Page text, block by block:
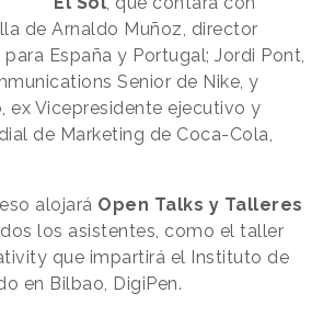
de Arnaldo Muñoz, director
España y Portugal; Jordi Pont,
Senior de Nike, y
ex Vicepresidente ejecutivo y
de Marketing de Coca-Cola,
alojará Open Talks y Talleres
los asistentes, como el taller
que impartirá el Instituto de
en Bilbao, DigiPen.